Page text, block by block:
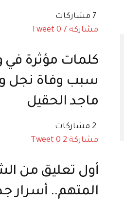
مشاركة 7
Tweet 0
كلمات مؤثرة في
سبب وفاة نجل
ماجد الحقيل
مشاركة 2
Tweet 0
أول تعليق من
المتهم.. أسرار